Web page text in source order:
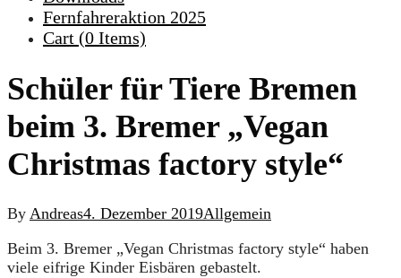
Fernfahreraktion 2025
Cart (0 Items)
Schüler für Tiere Bremen
beim 3. Bremer „Vegan
Christmas factory style“
By Andreas4. Dezember 2019Allgemein
Beim 3. Bremer „Vegan Christmas factory style“ haben
viele eifrige Kinder Eisbären gebastelt.